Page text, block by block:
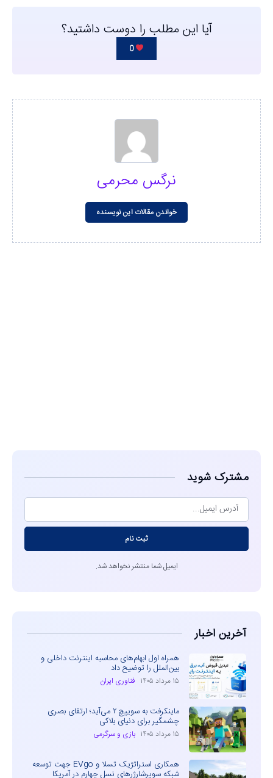
آیا این مطلب را دوست داشتید؟
0
نرگس محرمی
خواندن مقالات این نویسنده
مشترک شوید
ثبت نام
ایمیل شما منتشر نخواهد شد.
آخرین اخبار
همراه اول ابهام‌های محاسبه اینترنت داخلی و
بین‌الملل را توضیح داد
۱۵ مرداد ۱۴۰۵ فناوری ایران
ماینکرفت به سوییچ ۲ می‌آید؛ ارتقای بصری
چشمگیر برای دنیای بلاکی
۱۵ مرداد ۱۴۰۵ بازی و سرگرمی
همکاری استراتژیک تسلا و EVgo جهت توسعه
شبکه سوپرشارژرهای نسل چهارم در آمریکا